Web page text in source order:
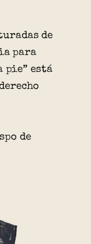
de
para
pie” está
de